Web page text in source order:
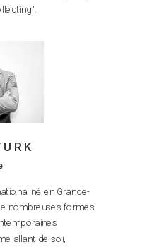
né en Grande-
nombreuses formes
allant de soi,